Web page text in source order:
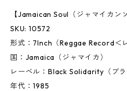
【Jamaican Soul（ジャマイカン
SKU: 10572
形式：7Inch（Reggae Record＜
国：Jamaica（ジャマイカ）
レーベル：Black Solidarity（ブラ
年代：1985